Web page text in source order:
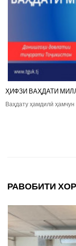
ҲИФЗИ ВАҲДАТИ
Ваҳдату ҳамдилӣ
РАВОБИТИ